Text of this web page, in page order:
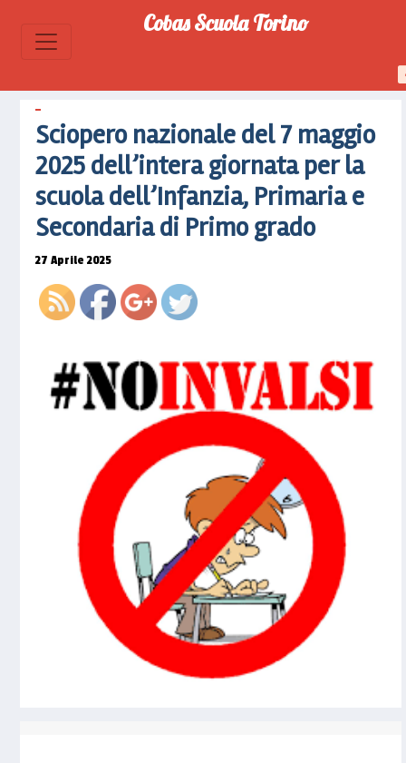
Cobas Scuola Torino
Sciopero nazionale del 7 maggio
2025 dell’intera giornata per la
scuola dell’Infanzia, Primaria e
Secondaria di Primo grado
27 Aprile 2025
maggio-
2025-
dellinfanzia-
primaria-
e-
secondaria-
di-primo-
grado">